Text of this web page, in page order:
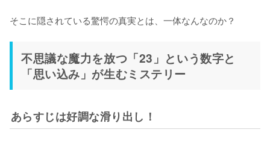
そこに隠されている驚愕の真実とは、一体なんなのか？
不思議な魔力を放つ「23」という数字と
「思い込み」が生むミステリー
あらすじは好調な滑り出し！